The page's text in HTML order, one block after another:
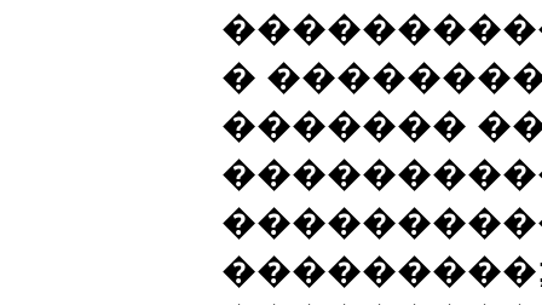
�
�������